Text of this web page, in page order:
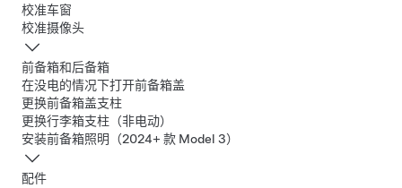
校准车窗
校准摄像头
前备箱和后备箱
在没电的情况下打开前备箱盖
更换前备箱盖支柱
更换行李箱支柱（非电动）
安装前备箱照明（2024+ 款 Model 3）
配件